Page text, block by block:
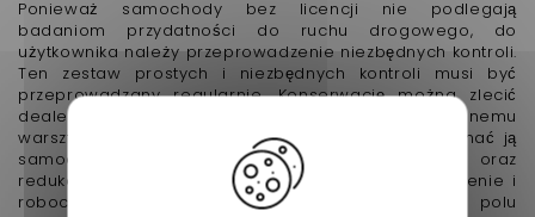
Ponieważ samochody bez licencji nie podlegają
badaniom przydatności do ruchu drogowego, do
użytkownika należy przeprowadzenie niezbędnych kontroli.
Ten zestaw prostych i niezbędnych kontroli musi być
przeprowadzany regularnie. Konserwację można zlecić
dealerowi lub specjalistycznemu i autoryzowanemu
warsztatowi vsp (Samochód bez licencji) lub wykonać ją
samodzielnie. Pozwala to na uzyskanie autonomii oraz
redukcję kosztów i czasu potrzebnego na zaopatrzenie i
robociznę. Zbyt silne uderzenie, pęknięcie lub w polu